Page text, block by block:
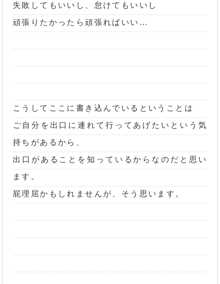
失敗してもいいし、怠けてもいいし
頑張りたかったら頑張ればいい…
こうしてここに書き込んでいるということは
ご自分を出口に連れて行ってあげたいという気
持ちがあるから、
出口があることを知っているからなのだと思い
ます。
屁理屈かもしれませんが、そう思います。